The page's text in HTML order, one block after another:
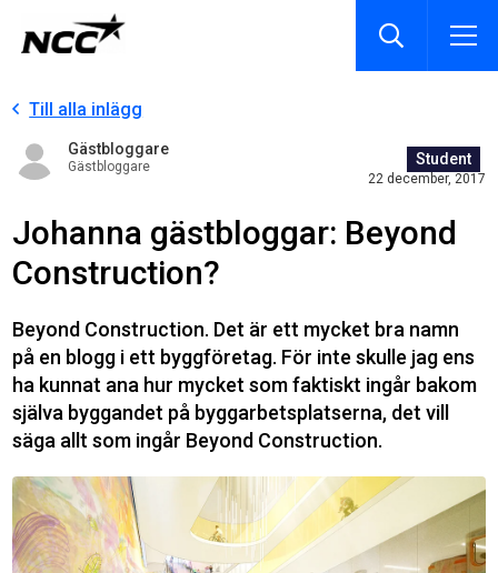
Till alla inlägg
Gästbloggare
Gästbloggare Student
22 december, 2017
Johanna gästbloggar: Beyond
Construction?
Beyond Construction. Det är ett mycket bra namn
på en blogg i ett byggföretag. För inte skulle jag ens
ha kunnat ana hur mycket som faktiskt ingår bakom
själva byggandet på byggarbetsplatserna, det vill
säga allt som ingår Beyond Construction.